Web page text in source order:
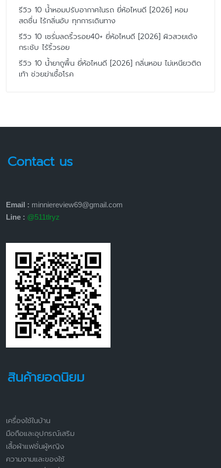
รีวิว 10 น้ำหอมปรับอากาศในรถ ยี่ห้อไหนดี [2026] หอม
สดชื่น ไร้กลิ่นอับ ทุกการเดินทาง
รีวิว 10 เซรั่มลดริ้วรอย40+ ยี่ห้อไหนดี [2026] ผิวสวยเด้ง
กระชับ ไร้ริ้วรอย
รีวิว 10 น้ำยาถูพื้น ยี่ห้อไหนดี [2026] กลิ่นหอม ไม่เหนียวติด
เท้า ช่วยฆ่าเชื้อโรค
Contact us
Email : minniereview69@gmail.com
Line : @511tlryz
สินค้ายอดนิยม
เครื่องใช้ในบ้าน
มือถือและอุปกรณ์เสริม
เสื้อผ้าแฟชั่นผู้หญิง
ความงามและของใช้